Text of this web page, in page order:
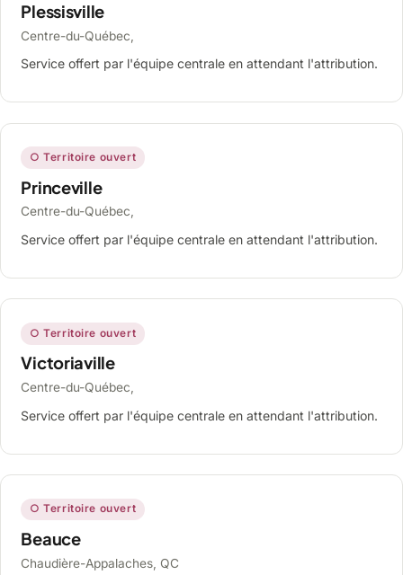
Plessisville
Centre-du-Québec,
Service offert par l'équipe centrale en attendant l'attribution.
○ Territoire ouvert
Princeville
Centre-du-Québec,
Service offert par l'équipe centrale en attendant l'attribution.
○ Territoire ouvert
Victoriaville
Centre-du-Québec,
Service offert par l'équipe centrale en attendant l'attribution.
○ Territoire ouvert
Beauce
Chaudière-Appalaches, QC